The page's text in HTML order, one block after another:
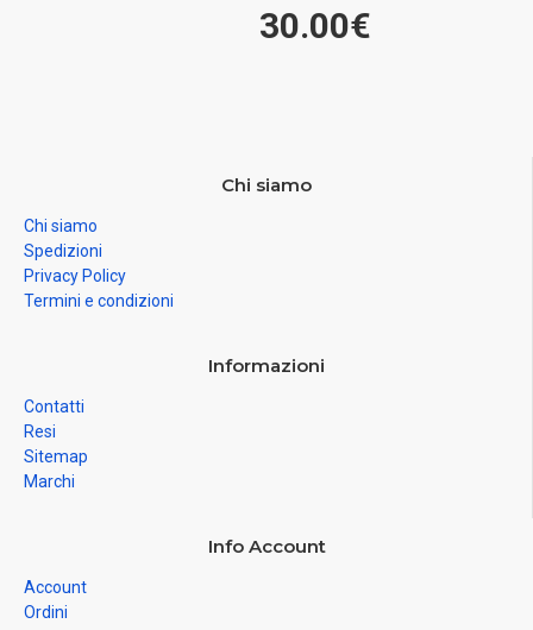
30.00€
Chi siamo
Chi siamo
Spedizioni
Privacy Policy
Termini e condizioni
Informazioni
Contatti
Resi
Sitemap
Marchi
Info Account
Account
Ordini